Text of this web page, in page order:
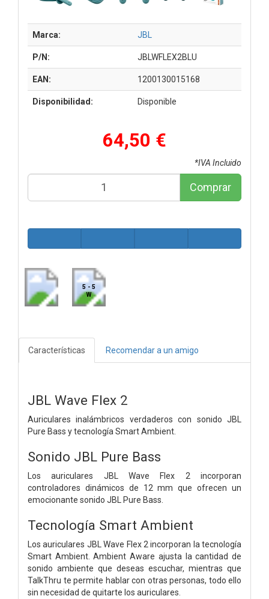
Marca: JBL
P/N: JBLWFLEX2BLU
EAN: 1200130015168
Disponibilidad: Disponible
64,50 €
*IVA Incluido
Comprar
5 - 5
W
Características Recomendar a un amigo
JBL Wave Flex 2
Auriculares inalámbricos verdaderos con sonido JBL
Pure Bass y tecnología Smart Ambient.
Sonido JBL Pure Bass
Los auriculares JBL Wave Flex 2 incorporan
controladores dinámicos de 12 mm que ofrecen un
emocionante sonido JBL Pure Bass.
Tecnología Smart Ambient
Los auriculares JBL Wave Flex 2 incorporan la tecnología
Smart Ambient. Ambient Aware ajusta la cantidad de
sonido ambiente que deseas escuchar, mientras que
TalkThru te permite hablar con otras personas, todo ello
sin necesidad de quitarte los auriculares.